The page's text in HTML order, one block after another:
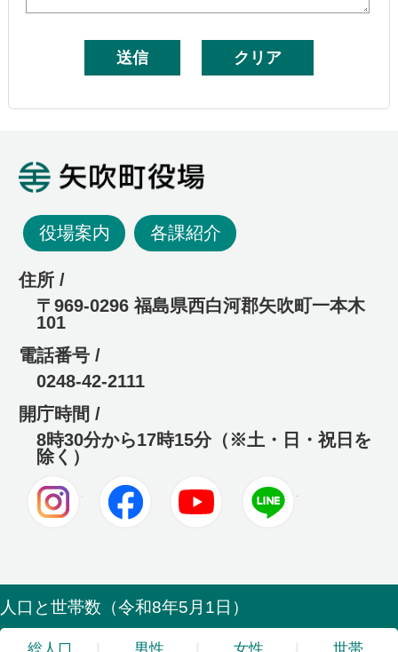
役場案内 各課紹介
住所 /
〒969-0296 福島県西白河郡矢吹町一本木
101
電話番号 /
0248-42-2111
開庁時間 /
8時30分から17時15分（※土・日・祝日を
除く）
Instagram Facebook Youtube